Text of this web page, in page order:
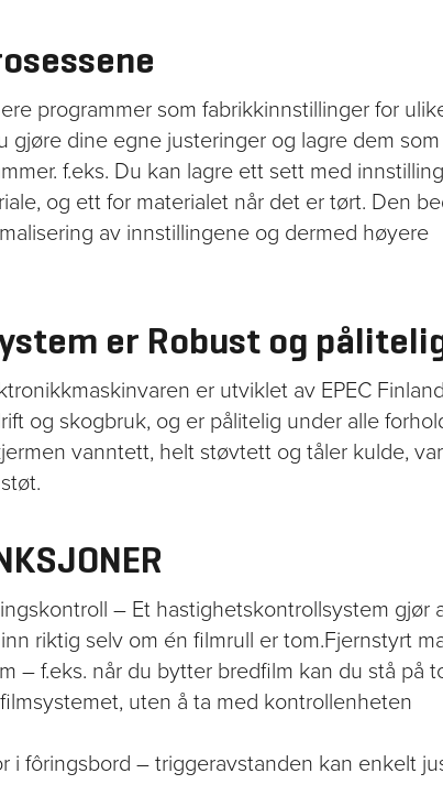
programmer som fabrikkinnstillinger for
gjøre dine egne justeringer og lagre dem som
f.eks. Du kan lagre ett sett med
og ett for materialet når det er tørt. Den
av innstillingene og dermed høyere
er Robust og
er utviklet av EPEC
og skogbruk, og er pålitelig under alle
vanntett, helt støvtett og tåler kulde,
– Et hastighetskontrollsystem gjør
riktig selv om én filmrull er tom.Fjernstyrt
– f.eks. når du bytter bredfilm kan du stå på
uten å ta med kontrollenheten
i fôringsbord – triggeravstanden kan enkelt